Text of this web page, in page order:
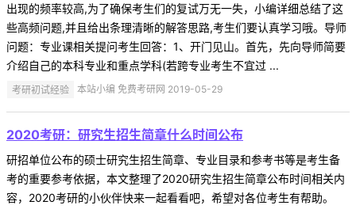
出现的频率较高,为了确保考生们的复试万无一失，小编详细总结了这
些高频问题,并且给出条理清晰的解答思路,考生们要认真学习哦。导师
问题：专业课相关提问考生回答：1、开门见山。首先，先向导师简要
介绍自己的本科专业和重点学科(若跨专业考生不宜过 ...
考研初试经验 本站小编 免费考研网 2019-05-29
2020考研：研究生招生简章什么时间公布
研招单位公布的硕士研究生招生简章、专业目录和参考书等是考生备
考的重要参考依据，本文整理了2020研究生招生简章公布时间相关内
容，2020考研的小伙伴快来一起看看吧，希望对各位考生有帮助。